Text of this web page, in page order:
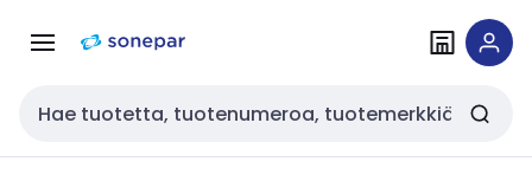
navigointiinsisältöön
Haku